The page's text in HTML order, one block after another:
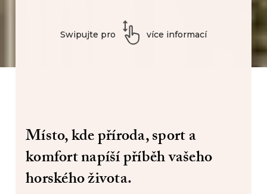
Swipujte pro více informací
Místo, kde příroda, sport a
komfort napíší příběh vašeho
horského života.